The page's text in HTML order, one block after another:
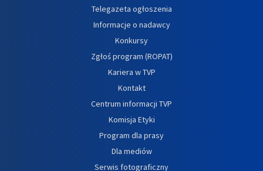
Telegazeta ogłoszenia
Informacje o nadawcy
Konkursy
Zgłoś program (ROPAT)
Kariera w TVP
Kontakt
Centrum informacji TVP
Komisja Etyki
Program dla prasy
Dla mediów
Serwis fotograficzny